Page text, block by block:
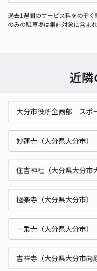
過去1週間のサービス料をのぞ
のみの駐車場は集計対象に含まれ
近
大分市役所企画部 スポ
妙蓮寺（大分県大分市）
住吉神社（大分県大分市
極楽寺（大分県大分市）
一乗寺（大分県大分市）
吉祥寺（大分県大分市向